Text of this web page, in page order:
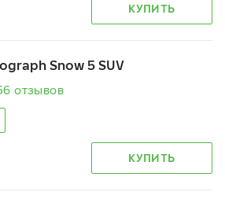
КУПИТЬ
Snow 5 SUV
отзывов
КУПИТЬ